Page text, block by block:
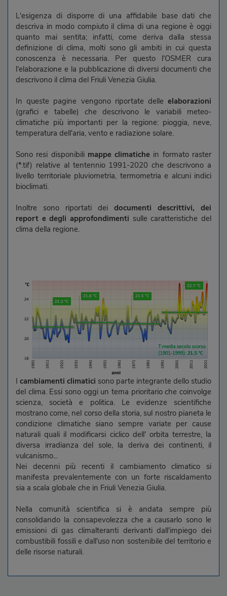
L'esigenza di disporre di una affidabile base dati che
descriva in modo compiuto il clima di una regione è oggi
quanto mai sentita; infatti, come deriva dalla stessa
definizione di clima, molti sono gli ambiti in cui questa
conoscenza è necessaria. Per questo l'OSMER cura
l'elaborazione e la pubblicazione di diversi documenti che
descrivono il clima del Friuli Venezia Giulia.
In queste pagine vengono riportate delle elaborazioni
(grafici e tabelle) che descrivono le variabili meteo-
climatiche più importanti per la regione: pioggia, neve,
temperatura dell'aria, vento e radiazione solare.
Sono resi disponibili mappe climatiche in formato raster
(*.tif) relative al tentennio 1991-2020 che descrivono a
livello territoriale pluviometria, termometria e alcuni indici
bioclimati.
Inoltre sono riportati dei documenti descrittivi, dei
report e degli approfondimenti sulle caratteristiche del
clima della regione.
I cambiamenti climatici sono parte integrante dello studio
del clima. Essi sono oggi un tema prioritario che coinvolge
scienza, società e politica. Le evidenze scientifiche
mostrano come, nel corso della storia, sul nostro pianeta le
condizione climatiche siano sempre variate per cause
naturali quali il modificarsi ciclico dell' orbita terrestre, la
diversa irradianza del sole, la deriva dei continenti, il
vulcanismo...
Nei decenni più recenti il cambiamento climatico si
manifesta prevalentemente con un forte riscaldamento
sia a scala globale che in Friuli Venezia Giulia.
Nella comunità scientifica si è andata sempre più
consolidando la consapevolezza che a causarlo sono le
emissioni di gas climalteranti derivanti dall'impiego dei
combustibili fossili e dall'uso non sostenibile del territorio e
delle risorse naturali.